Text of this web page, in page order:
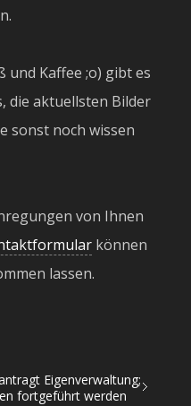
und Kaffee ;o) gibt es
die aktuellsten Bilder
sonst noch wissen
von Ihnen
können
lassen.
Eigenverwaltung;
fortgeführt werden